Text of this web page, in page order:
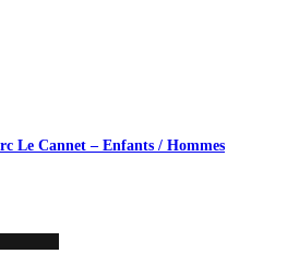
Le Cannet – Enfants / Hommes